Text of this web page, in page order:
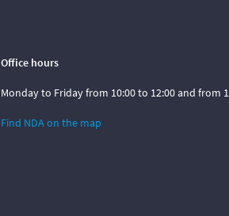
Office hours
Monday to Friday from 10:00 to 12:00 and from
Find NDA on the map